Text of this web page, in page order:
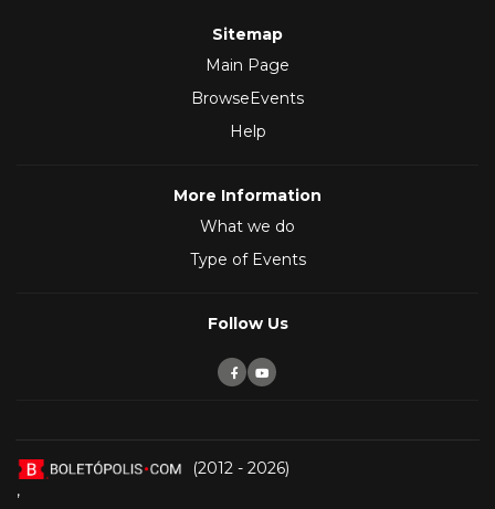
Sitemap
Main Page
BrowseEvents
Help
More Information
What we do
Type of Events
Follow Us
(2012 - 2026)
,